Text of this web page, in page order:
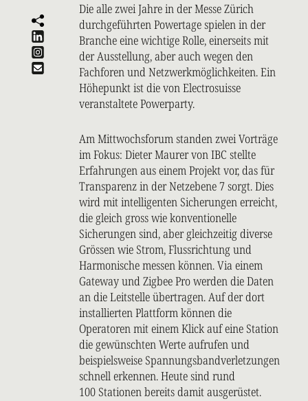
Die alle zwei Jahre in der Messe Zürich
durchgeführten Powertage spielen in der
Branche eine wichtige Rolle, einerseits mit
der Ausstellung, aber auch wegen den
Fachforen und Netzwerkmöglichkeiten. Ein
Höhepunkt ist die von Electrosuisse
veranstaltete Powerparty.
Am Mittwochsforum standen zwei Vorträge
im Fokus: Dieter Maurer von IBC stellte
Erfahrungen aus einem Projekt vor, das für
Transparenz in der Netzebene 7 sorgt. Dies
wird mit intelligenten Sicherungen erreicht,
die gleich gross wie konventionelle
Sicherungen sind, aber gleichzeitig diverse
Grössen wie Strom, Flussrichtung und
Harmonische messen können. Via einem
Gateway und Zigbee Pro werden die Daten
an die Leitstelle übertragen. Auf der dort
installierten Plattform können die
Operatoren mit einem Klick auf eine Station
die gewünschten Werte aufrufen und
beispielsweise Spannungsbandverletzungen
schnell erkennen. Heute sind rund
100 Stationenbereits damit ausgerüstet.